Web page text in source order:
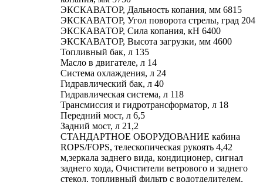
ЭКСКАВАТОР, Дальность копания, мм 6815
ЭКСКАВАТОР, Угол поворота стрелы, град 204
ЭКСКАВАТОР, Сила копания, кН 6400
ЭКСКАВАТОР, Высота загрузки, мм 4600
Топливный бак, л 135
Масло в двигателе, л 14
Система охлаждения, л 24
Гидравлический бак, л 40
Гидравлическая система, л 118
Трансмиссия и гидротрансформатор, л 18
Передний мост, л 6,5
Задний мост, л 21,2
СТАНДАРТНОЕ ОБОРУДОВАНИЕ кабина
ROPS/FOPS, телескопическая рукоять 4,42
м,зеркала заднего вида, кондиционер, сигнал
заднего хода, Очистители ветрового и заднего
стекол, топливный фильтр с водотделителем,